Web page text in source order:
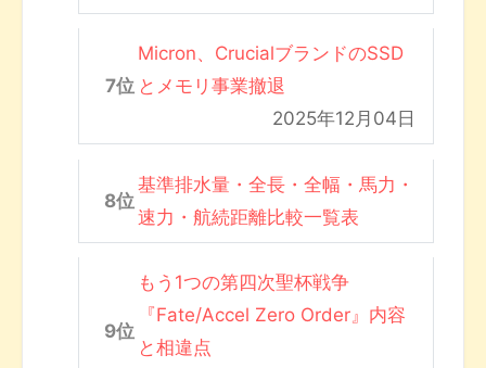
Micron、CrucialブランドのSSD
とメモリ事業撤退
2025年12月04日
基準排水量・全長・全幅・馬力・
速力・航続距離比較一覧表
もう1つの第四次聖杯戦争
『Fate/Accel Zero Order』内容
と相違点